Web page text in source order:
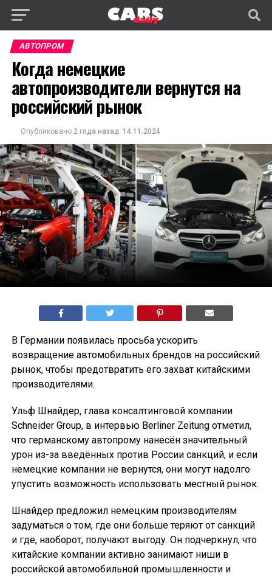
АВТОПРОМ
Когда немецкие
автопроизводители вернутся на
российский рынок
Опубликовано 2 года назад 14.11.2024
В Германии появилась просьба ускорить
возвращение автомобильных брендов на российский
рынок, чтобы предотвратить его захват китайскими
производителями.
Ульф Шнайдер, глава консалтинговой компании
Schneider Group, в интервью Berliner Zeitung отметил,
что германскому автопрому нанесён значительный
урон из-за введённых против России санкций, и если
немецкие компании не вернутся, они могут надолго
упустить возможность использовать местный рынок.
Шнайдер предложил немецким производителям
задуматься о том, где они больше теряют от санкций
и где, наоборот, получают выгоду. Он подчеркнул, что
китайские компании активно занимают ниши в
российской автомобильной промышленности и